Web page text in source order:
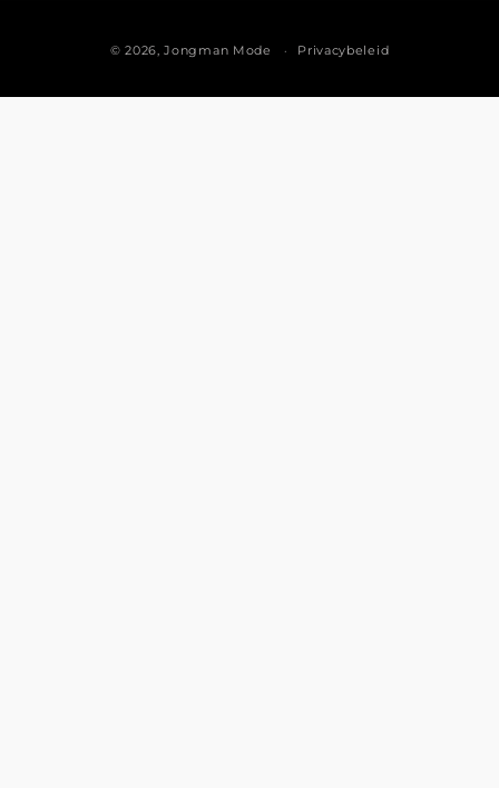
© 2026,Jongman Mode Privacybeleid